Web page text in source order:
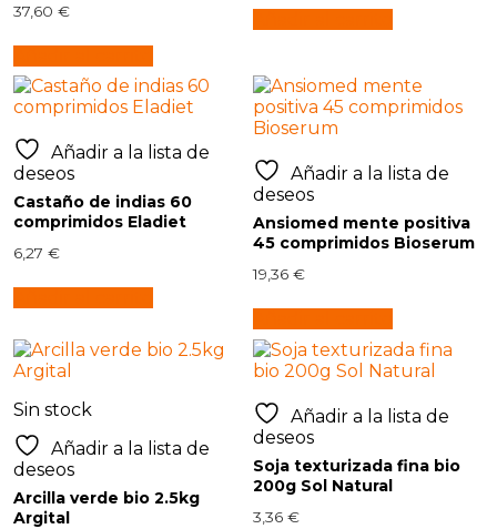
37,60€
Añadir a la lista de
deseos
Castaño de indias 60
comprimidos Eladiet
6,27€
Añadir a la lista de
deseos
Ansiomed mente positiva
45 comprimidos Bioserum
19,36€
Sin stock
Añadir a la lista de
deseos
Arcilla verde bio 2.5kg
Argital
Añadir a la lista de
deseos
Soja texturizada fina bio
200g Sol Natural
3,36€